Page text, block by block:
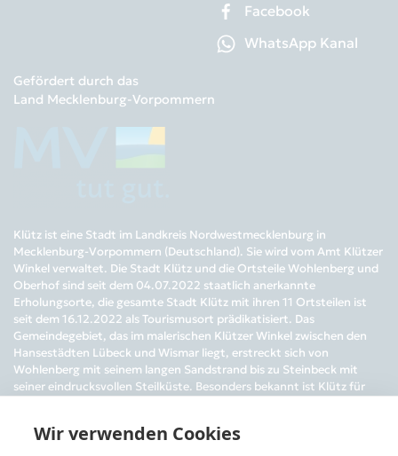
Facebook
WhatsApp Kanal
Gefördert durch das
Land Mecklenburg-Vorpommern
Klütz ist eine Stadt im Landkreis Nordwestmecklenburg in
Mecklenburg-Vorpommern (Deutschland). Sie wird vom Amt Klützer
Winkel verwaltet. Die Stadt Klütz und die Ortsteile Wohlenberg und
Oberhof sind seit dem 04.07.2022 staatlich anerkannte
Erholungsorte, die gesamte Stadt Klütz mit ihren 11 Ortsteilen ist
seit dem 16.12.2022 als Tourismusort prädikatisiert. Das
Gemeindegebiet, das im malerischen Klützer Winkel zwischen den
Hansestädten Lübeck und Wismar liegt, erstreckt sich von
Wohlenberg mit seinem langen Sandstrand bis zu Steinbeck mit
seiner eindrucksvollen Steilküste. Besonders bekannt ist Klütz für
Wir verwenden Cookies